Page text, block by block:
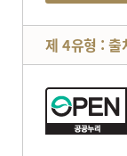
제 4유형 : 출